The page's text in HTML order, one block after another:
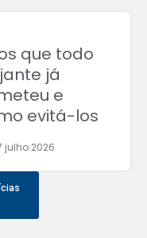
que todo
já
e
evitá-los
julho 2026